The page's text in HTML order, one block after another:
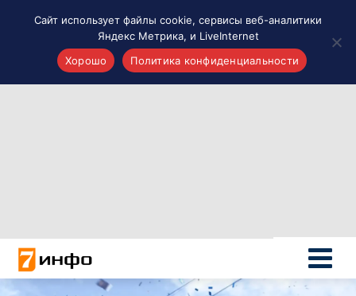
Новости России
Политика
Новости мира
Сайт использует файлы cookie, сервисы веб-аналитики
Яндекс Метрика, и LiveInternet
Хорошо
Политика конфиденциальности